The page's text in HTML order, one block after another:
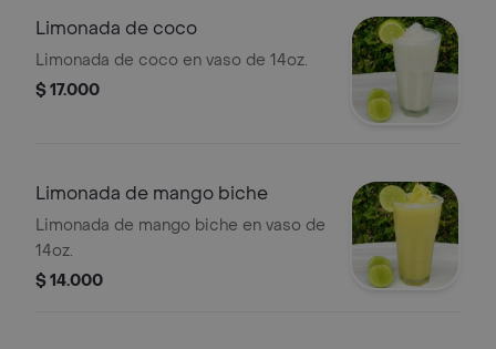
Limonada de coco
Limonada de coco en vaso de 14oz.
$ 17.000
Limonada de mango biche
Limonada de mango biche en vaso de
14oz.
$ 14.000